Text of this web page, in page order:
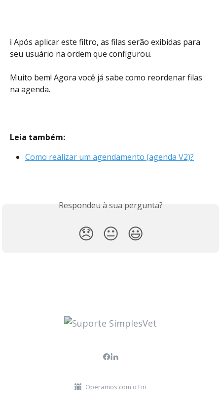
ℹ️ Após aplicar este filtro, as filas serão exibidas para
seu usuário na ordem que configurou.
Muito bem! Agora você já sabe como reordenar filas
na agenda.
Leia também:
Como realizar um agendamento (agenda V2)?
Respondeu à sua pergunta?
😞 😐 😃
Operamos com o Fin